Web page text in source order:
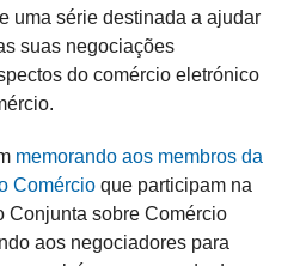
uma série destinada a ajudar
suas negociações
do comércio eletrónico
memorando aos membros da
Comércioque participam na
Conjunta sobre Comércio
aos negociadores para